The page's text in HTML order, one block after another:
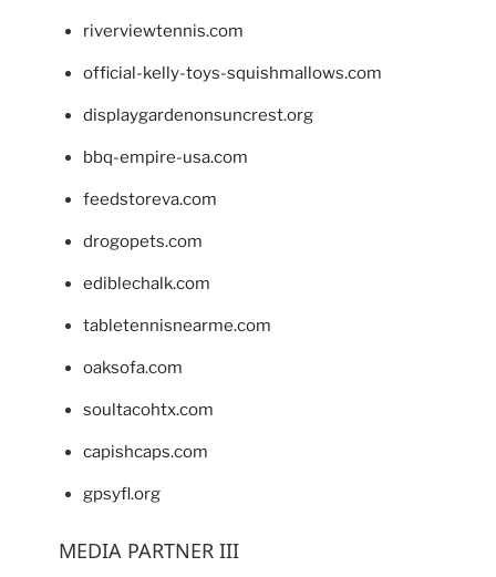
riverviewtennis.com
official-kelly-toys-squishmallows.com
displaygardenonsuncrest.org
bbq-empire-usa.com
feedstoreva.com
drogopets.com
ediblechalk.com
tabletennisnearme.com
oaksofa.com
soultacohtx.com
capishcaps.com
gpsyfl.org
MEDIA PARTNER III